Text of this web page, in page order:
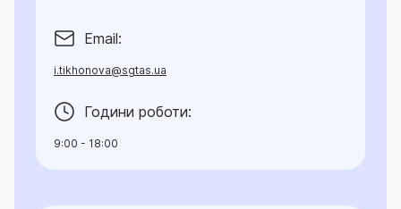
Email:
i.tikhonova@sgtas.ua
Години роботи:
9:00 - 18:00